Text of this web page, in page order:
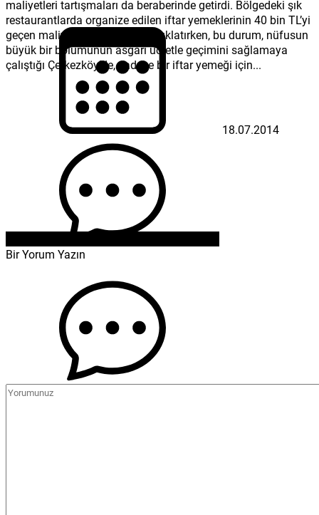
maliyetleri tartışmaları da beraberinde getirdi. Bölgedeki şık
restaurantlarda organize edilen iftar yemeklerinin 40 bin TL’yi
geçen maliyeti adeta dudak uçuklatırken, bu durum, nüfusun
büyük bir bölümünün asgari ücretle geçimini sağlamaya
çalıştığı Çerkezköy’de, sadece bir iftar yemeği için...
18.07.2014
Bir Yorum Yazın